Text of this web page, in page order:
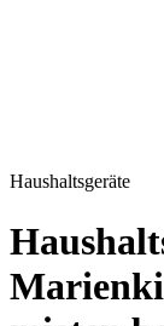
Haushaltsgeräte